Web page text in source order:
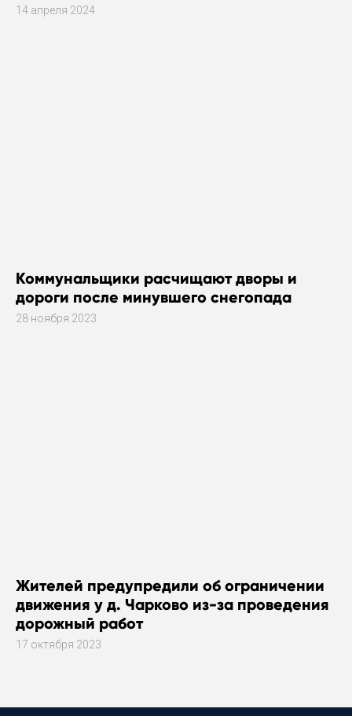
14 апреля 2024
Коммунальщики расчищают дворы и
дороги после минувшего снегопада
28 ноября 2023
Жителей предупредили об ограничении
движения у д. Чарково из-за проведения
дорожный работ
17 октября 2023